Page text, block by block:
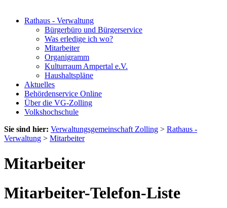
Rathaus - Verwaltung
Bürgerbüro und Bürgerservice
Was erledige ich wo?
Mitarbeiter
Organigramm
Kulturraum Ampertal e.V.
Haushaltspläne
Aktuelles
Behördenservice Online
Über die VG-Zolling
Volkshochschule
Sie sind hier: Verwaltungsgemeinschaft Zolling > Rathaus -
Verwaltung > Mitarbeiter
Mitarbeiter
Mitarbeiter-Telefon-Liste